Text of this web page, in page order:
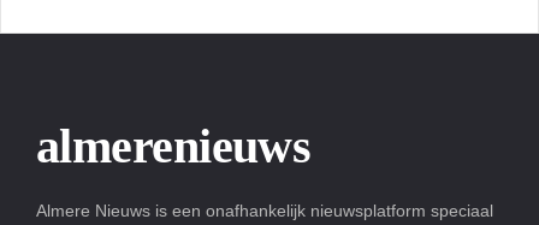
almerenieuws
Almere Nieuws is een onafhankelijk nieuwsplatform speciaal